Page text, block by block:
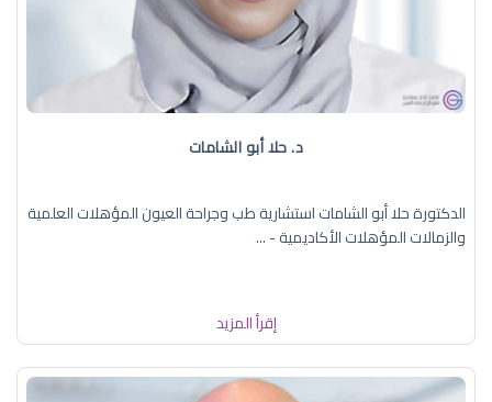
د. حلا أبو الشامات
الدكتورة حلا أبو الشامات استشارية طب وجراحة العيون المؤهلات العلمية
والزمالات المؤهلات الأكاديمية - ...
إقرأ المزيد